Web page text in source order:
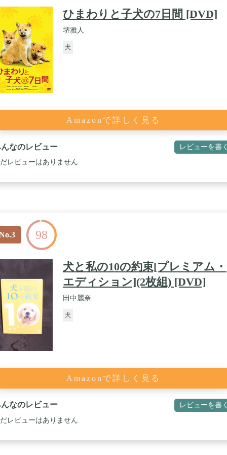
ひまわりと子犬の7日間 [DVD]
堺雅人
犬
Amazonで詳しく見る
なのレビュー レビューを書
レビューはありません
98
犬と私の10の約束[プレミアム・
エディション](2枚組) [DVD]
田中麗奈
犬
Amazonで詳しく見る
なのレビュー レビューを書
レビューはありません